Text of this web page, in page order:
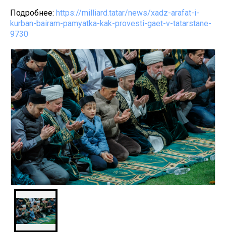
Подробнее: https://milliard.tatar/news/xadz-arafat-i-
kurban-bairam-pamyatka-kak-provesti-gaet-v-tatarstane-
9730